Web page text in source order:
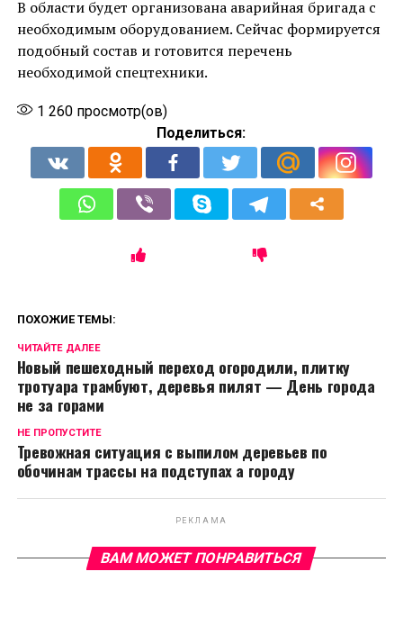
В области будет организована аварийная бригада с
необходимым оборудованием. Сейчас формируется
подобный состав и готовится перечень
необходимой спецтехники.
1 260просмотр(ов)
Поделиться:
ПОХОЖИЕ ТЕМЫ:
ЧИТАЙТЕ ДАЛЕЕ
Новый пешеходный переход огородили, плитку
тротуара трамбуют, деревья пилят — День города
не за горами
НЕ ПРОПУСТИТЕ
Тревожная ситуация с выпилом деревьев по
обочинам трассы на подступах а городу
РЕКЛАМА
ВАМ МОЖЕТ ПОНРАВИТЬСЯ